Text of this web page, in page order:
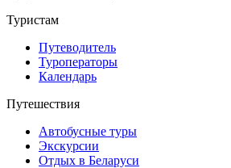
Туристам
Путеводитель
Туроператоры
Календарь
Путешествия
Автобусные туры
Экскурсии
Отдых в Беларуси